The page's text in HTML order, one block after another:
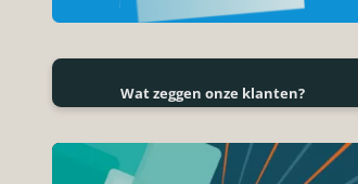
Wat zeggen onze klanten?